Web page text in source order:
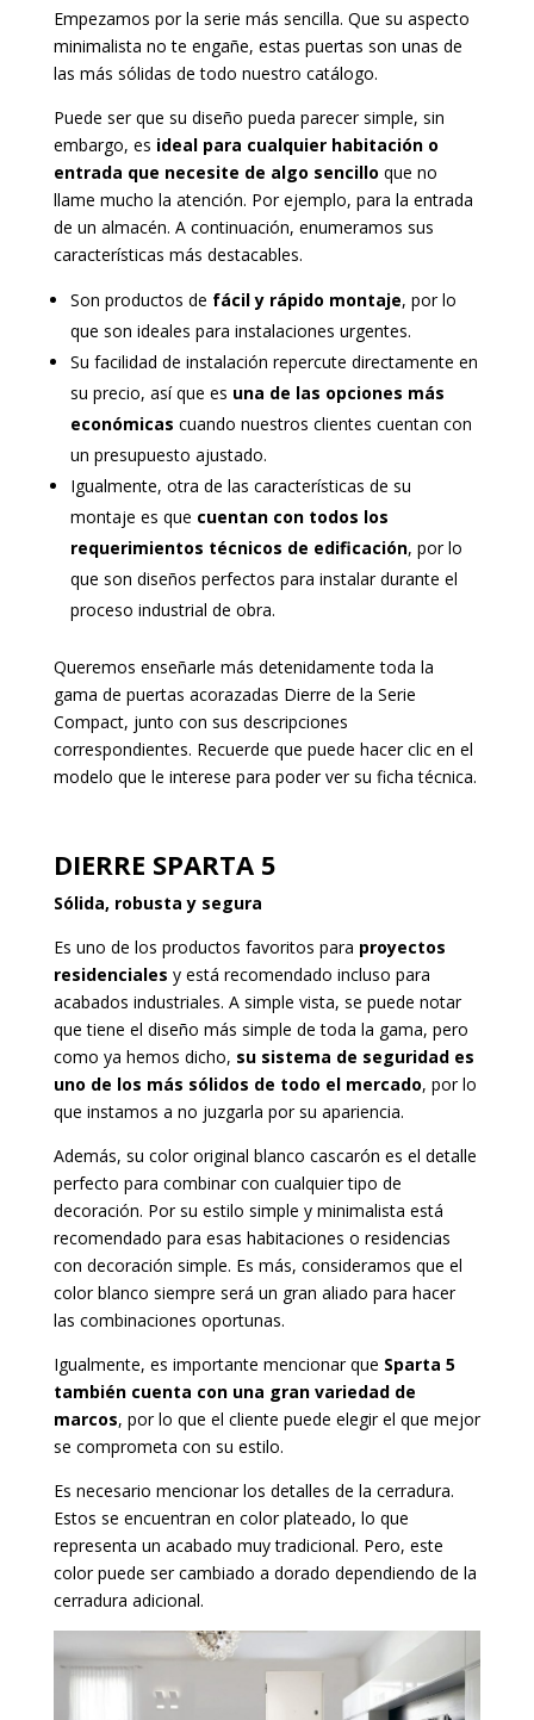
Empezamos por la serie más sencilla. Que su aspecto
minimalista no te engañe, estas puertas son unas de
las más sólidas de todo nuestro catálogo.
Puede ser que su diseño pueda parecer simple, sin
embargo, es ideal para cualquier habitación o
entrada que necesite de algo sencillo que no
llame mucho la atención. Por ejemplo, para la entrada
de un almacén. A continuación, enumeramos sus
características más destacables.
Son productos de fácil y rápido montaje, por lo
que son ideales para instalaciones urgentes.
Su facilidad de instalación repercute directamente en
su precio, así que es una de las opciones más
económicas cuando nuestros clientes cuentan con
un presupuesto ajustado.
Igualmente, otra de las características de su
montaje es que cuentan con todos los
requerimientos técnicos de edificación, por lo
que son diseños perfectos para instalar durante el
proceso industrial de obra.
Queremos enseñarle más detenidamente toda la
gama de puertas acorazadas Dierre de la Serie
Compact, junto con sus descripciones
correspondientes. Recuerde que puede hacer clic en el
modelo que le interese para poder ver su ficha técnica.
DIERRE SPARTA 5
Sólida, robusta y segura
Es uno de los productos favoritos para proyectos
residenciales y está recomendado incluso para
acabados industriales. A simple vista, se puede notar
que tiene el diseño más simple de toda la gama, pero
como ya hemos dicho, su sistema de seguridad es
uno de los más sólidos de todo el mercado, por lo
que instamos a no juzgarla por su apariencia.
Además, su color original blanco cascarón es el detalle
perfecto para combinar con cualquier tipo de
decoración. Por su estilo simple y minimalista está
recomendado para esas habitaciones o residencias
con decoración simple. Es más, consideramos que el
color blanco siempre será un gran aliado para hacer
las combinaciones oportunas.
Igualmente, es importante mencionar que Sparta 5
también cuenta con una gran variedad de
marcos, por lo que el cliente puede elegir el que mejor
se comprometa con su estilo.
Es necesario mencionar los detalles de la cerradura.
Estos se encuentran en color plateado, lo que
representa un acabado muy tradicional. Pero, este
color puede ser cambiado a dorado dependiendo de la
cerradura adicional.